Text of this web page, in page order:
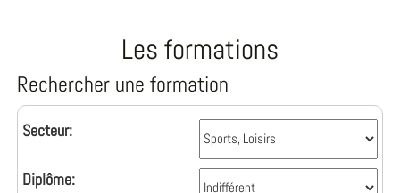
Les formations
Rechercher une formation
Secteur:
Diplôme: